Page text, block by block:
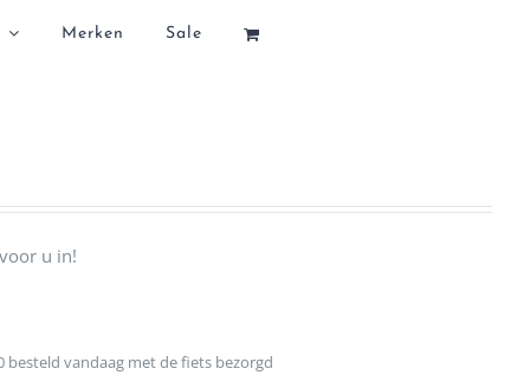
Merken Sale
u in!
besteld vandaag met de fiets bezorgd